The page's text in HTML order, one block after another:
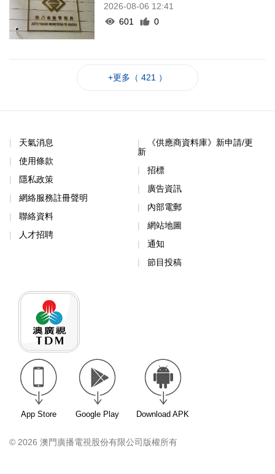
2026-08-06 12:41
601
0
+更多（ 421 ）
天氣消息
使用條款
隱私政策
網絡服務註冊聲明
聯絡資料
人才招聘
《供應商資料庫》新申請/更
新
招標
廣告資訊
內部電郵
網站地圖
通知
節目投稿
App Store Google Play Download APK
© 2026 澳門廣播電視股份有限公司版權所有